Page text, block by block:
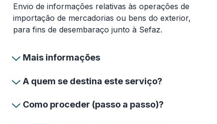
Envio de informações relativas às operações de
importação de mercadorias ou bens do exterior,
para fins de desembaraço junto à Sefaz.
Mais informações
A quem se destina este serviço?
Como proceder (passo a passo)?